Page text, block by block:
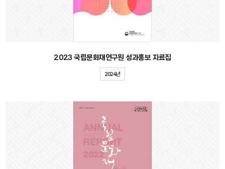
2023 국립문화재연구원 성과홍보 자료집
2024년